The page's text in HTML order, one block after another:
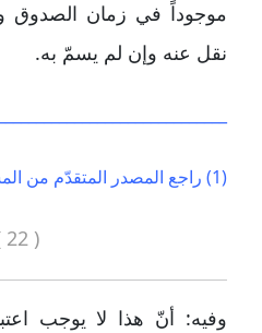
موجوداً في زمان الصدوق
نقل عنه وإن لم يسمّ به.
(1) راجع المصدر المتقدّم من المستدرك: 232.
( 22 )
وفيه: أنّ هذا لا يوجب